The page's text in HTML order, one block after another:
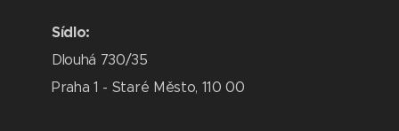
Sídlo:
Dlouhá 730/35
Praha 1 - Staré Město, 110 00